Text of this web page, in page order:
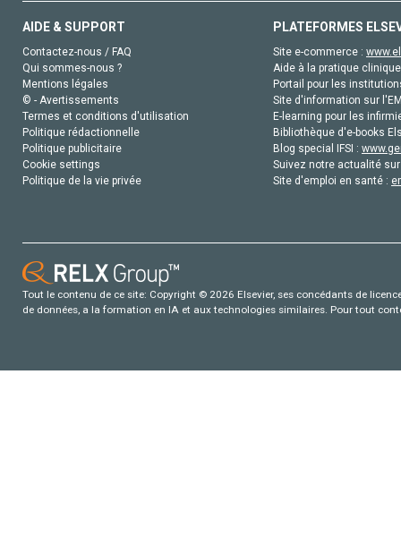
AIDE & SUPPORT
Contactez-nous / FAQ
Qui sommes-nous ?
Mentions légales
© - Avertissements
Termes et conditions d'utilisation
Politique rédactionnelle
Politique publicitaire
Cookie settings
Politique de la vie privée
PLATEFORMES
Site e-commerce :
Aide à la pratique
Portail pour les
Site d'information sur
E-learning pour les
Bibliothèque d'e-books
Blog special IFSI :
Suivez notre actualité
Site d'emploi en santé :
Tout le contenu de ce site: Copyright © 2026 Elsevier, ses concédants de
de données, a la formation en IA et aux technologies similaires. Pour tout